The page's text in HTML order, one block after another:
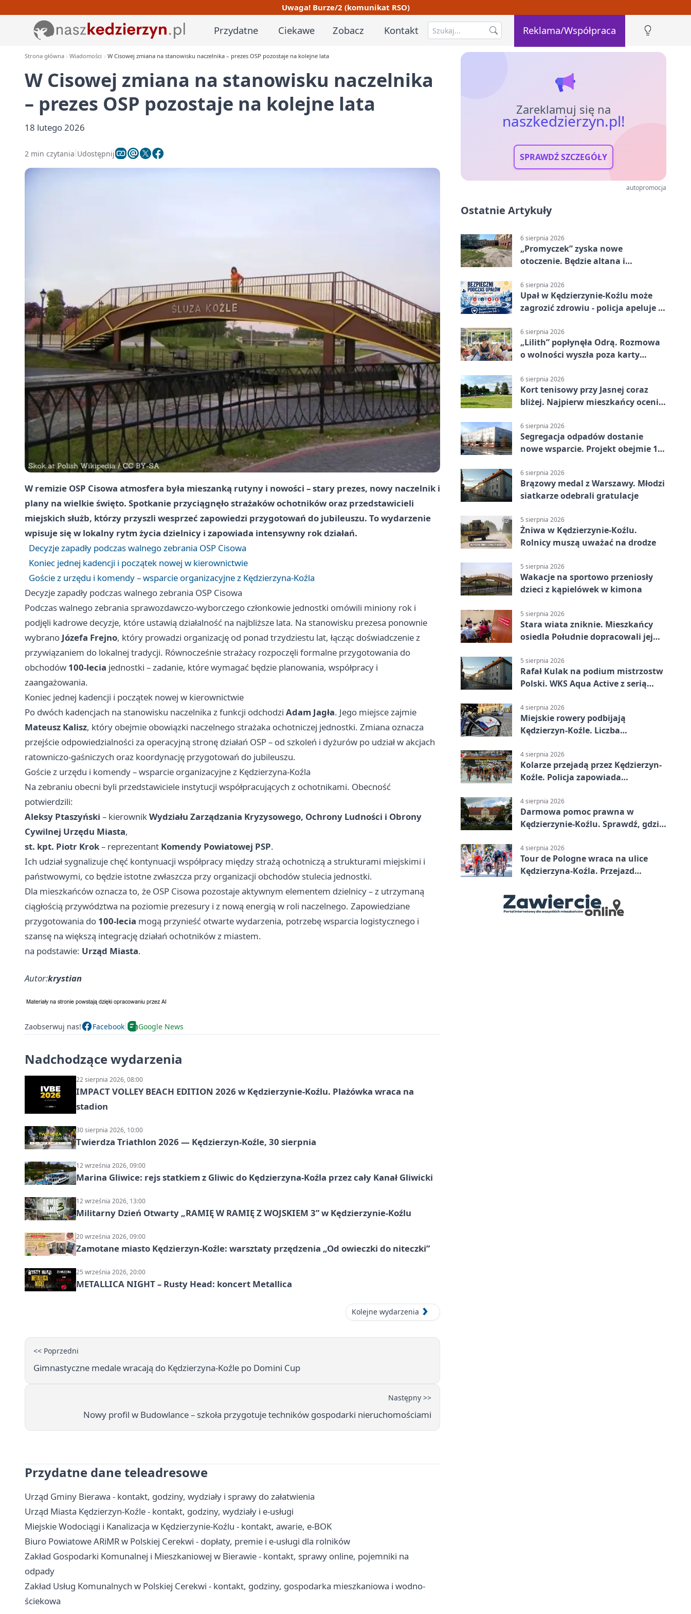
Uwaga! Burze/2 (komunikat RSO)
Przydatne Ciekawe Zobacz Kontakt Reklama/Współpraca
Strona główna Wiadomości W Cisowej zmiana na stanowisku naczelnika – prezes OSP pozostaje na kolejne lata
W Cisowej zmiana na stanowisku naczelnika
– prezes OSP pozostaje na kolejne lata
18 lutego 2026
2 min czytania Udostępnij
W remizie OSP Cisowa atmosfera była mieszanką rutyny i nowości – stary prezes, nowy naczelnik i
plany na wielkie święto. Spotkanie przyciągnęło strażaków ochotników oraz przedstawicieli
miejskich służb, którzy przyszli wesprzeć zapowiedzi przygotowań do jubileuszu. To wydarzenie
wpisuje się w lokalny rytm życia dzielnicy i zapowiada intensywny rok działań.
Decyzje zapadły podczas walnego zebrania OSP Cisowa
Koniec jednej kadencji i początek nowej w kierownictwie
Goście z urzędu i komendy – wsparcie organizacyjne z Kędzierzyna-Koźla
Decyzje zapadły podczas walnego zebrania OSP Cisowa
Podczas walnego zebrania sprawozdawczo-wyborczego członkowie jednostki omówili miniony rok i
podjęli kadrowe decyzje, które ustawią działalność na najbliższe lata. Na stanowisku prezesa ponownie
wybrano Józefa Frejno, który prowadzi organizację od ponad trzydziestu lat, łącząc doświadczenie z
przywiązaniem do lokalnej tradycji. Równocześnie strażacy rozpoczęli formalne przygotowania do
obchodów 100-lecia jednostki – zadanie, które wymagać będzie planowania, współpracy i
zaangażowania.
Koniec jednej kadencji i początek nowej w kierownictwie
Po dwóch kadencjach na stanowisku naczelnika z funkcji odchodzi Adam Jagła. Jego miejsce zajmie
Mateusz Kalisz, który obejmie obowiązki naczelnego strażaka ochotniczej jednostki. Zmiana oznacza
przejście odpowiedzialności za operacyjną stronę działań OSP – od szkoleń i dyżurów po udział w akcjach
ratowniczo-gaśniczych oraz koordynację przygotowań do jubileuszu.
Goście z urzędu i komendy – wsparcie organizacyjne z Kędzierzyna-Koźla
Na zebraniu obecni byli przedstawiciele instytucji współpracujących z ochotnikami. Obecność
potwierdzili:
Aleksy Ptaszyński – kierownikWydziału Zarządzania Kryzysowego, Ochrony Ludności i Obrony
Cywilnej Urzędu Miasta,
st. kpt. Piotr Krok– reprezentant Komendy Powiatowej PSP.
Ich udział sygnalizuje chęć kontynuacji współpracy między strażą ochotniczą a strukturami miejskimi i
państwowymi, co będzie istotne zwłaszcza przy organizacji obchodów stulecia jednostki.
Dla mieszkańców oznacza to, że OSP Cisowa pozostaje aktywnym elementem dzielnicy – z utrzymaną
ciągłością przywództwa na poziomie prezesury i z nową energią w roli naczelnego. Zapowiedziane
przygotowania do 100-lecia mogą przynieść otwarte wydarzenia, potrzebę wsparcia logistycznego i
szansę na większą integrację działań ochotników z miastem.
na podstawie: Urząd Miasta.
Autor:krystian
Zaobserwuj nas! Facebook Google News
Nadchodzące wydarzenia
22 sierpnia 2026, 08:00
IMPACT VOLLEY BEACH EDITION 2026 w Kędzierzynie-Koźlu. Plażówka wraca na
stadion
30 sierpnia 2026, 10:00
Twierdza Triathlon 2026 — Kędzierzyn-Koźle, 30 sierpnia
12 września 2026, 09:00
Marina Gliwice: rejs statkiem z Gliwic do Kędzierzyna-Koźla przez cały Kanał Gliwicki
12 września 2026, 13:00
Militarny Dzień Otwarty „RAMIĘ W RAMIĘ Z WOJSKIEM 3” w Kędzierzynie-Koźlu
20 września 2026, 09:00
Zamotane miasto Kędzierzyn-Koźle: warsztaty przędzenia „Od owieczki do niteczki”
25 września 2026, 20:00
METALLICA NIGHT – Rusty Head: koncert Metallica
Kolejne wydarzenia
<< Poprzedni
Gimnastyczne medale wracają do Kędzierzyna-Koźle po Domini Cup
Następny >>
Nowy profil w Budowlance – szkoła przygotuje techników gospodarki nieruchomościami
Przydatne dane teleadresowe
Urząd Gminy Bierawa - kontakt, godziny, wydziały i sprawy do załatwienia
Urząd Miasta Kędzierzyn-Koźle - kontakt, godziny, wydziały i e-usługi
Miejskie Wodociągi i Kanalizacja w Kędzierzynie-Koźlu - kontakt, awarie, e-BOK
Biuro Powiatowe ARiMR w Polskiej Cerekwi - dopłaty, premie i e-usługi dla rolników
Zakład Gospodarki Komunalnej i Mieszkaniowej w Bierawie - kontakt, sprawy online, pojemniki na
odpady
Zakład Usług Komunalnych w Polskiej Cerekwi - kontakt, godziny, gospodarka mieszkaniowa i wodno-
ściekowa
Zareklamuj się na
naszkedzierzyn.pl!
SPRAWDŹ SZCZEGÓŁY
autopromocja
Ostatnie Artykuły
6 sierpnia 2026
„Promyczek” zyska nowe
otoczenie. Będzie altana i
6 sierpnia 2026
Upał w Kędzierzynie-Koźlu może
zagrozić zdrowiu - policja apeluje o
6 sierpnia 2026
„Lilith” popłynęła Odrą. Rozmowa
o wolności wyszła poza karty
6 sierpnia 2026
Kort tenisowy przy Jasnej coraz
bliżej. Najpierw mieszkańcy ocenią
6 sierpnia 2026
Segregacja odpadów dostanie
nowe wsparcie. Projekt obejmie 15
6 sierpnia 2026
Brązowy medal z Warszawy. Młodzi
siatkarze odebrali gratulacje
5 sierpnia 2026
Żniwa w Kędzierzynie-Koźlu.
Rolnicy muszą uważać na drodze
5 sierpnia 2026
Wakacje na sportowo przeniosły
dzieci z kąpielówek w kimona
5 sierpnia 2026
Stara wiata zniknie. Mieszkańcy
osiedla Południe dopracowali jej
5 sierpnia 2026
Rafał Kulak na podium mistrzostw
Polski. WKS Aqua Active z serią
4 sierpnia 2026
Miejskie rowery podbijają
Kędzierzyn-Koźle. Liczba
4 sierpnia 2026
Kolarze przejadą przez Kędzierzyn-
Koźle. Policja zapowiada
4 sierpnia 2026
Darmowa pomoc prawna w
Kędzierzynie-Koźlu. Sprawdź, gdzie
4 sierpnia 2026
Tour de Pologne wraca na ulice
Kędzierzyna-Koźla. Przejazd